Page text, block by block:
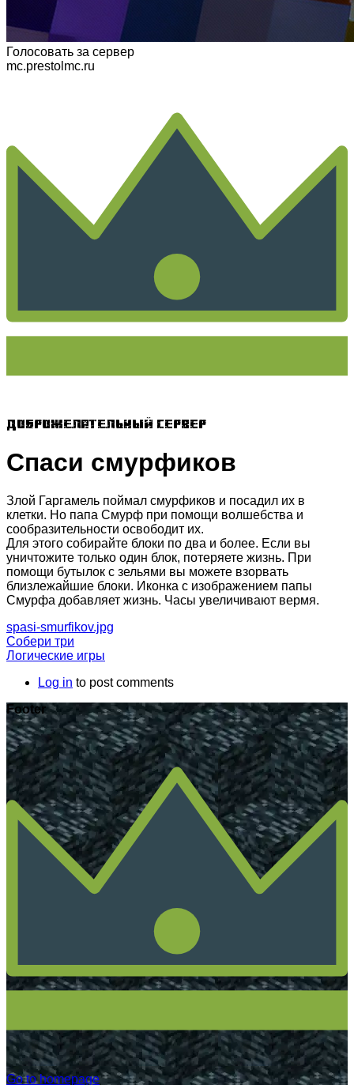
Голосовать за сервер
mc.prestolmc.ru
Доброжелательный сервер
Спаси смурфиков
Злой Гаргамель поймал смурфиков и посадил их в
клетки. Но папа Смурф при помощи волшебства и
сообразительности освободит их.
Для этого собирайте блоки по два и более. Если вы
уничтожите только один блок, потеряете жизнь. При
помощи бутылок с зельями вы можете взорвать
близлежайшие блоки. Иконка с изображением папы
Смурфа добавляет жизнь. Часы увеличивают вермя.
spasi-smurfikov.jpg
Собери три
Логические игры
Log in to post comments
Footer
Go to homepage